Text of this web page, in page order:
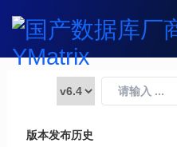
版本发布历史